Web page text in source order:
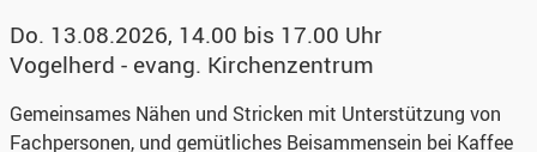
Do. 13.08.2026, 14.00 bis 17.00 Uhr
Vogelherd - evang. Kirchenzentrum
Gemeinsames Nähen und Stricken mit Unterstützung von
Fachpersonen, und gemütliches Beisammensein bei Kaffee